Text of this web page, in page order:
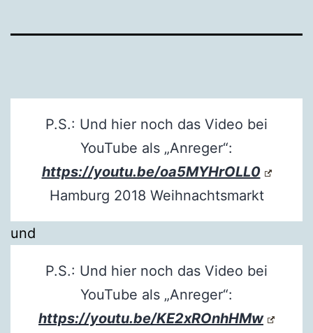
P.S.: Und hier noch das Video bei
YouTube als „Anreger“:
https://youtu.be/oa5MYHrOLL0
Hamburg 2018 Weihnachtsmarkt
und
P.S.: Und hier noch das Video bei
YouTube als „Anreger“:
https://youtu.be/KE2xROnhHMw